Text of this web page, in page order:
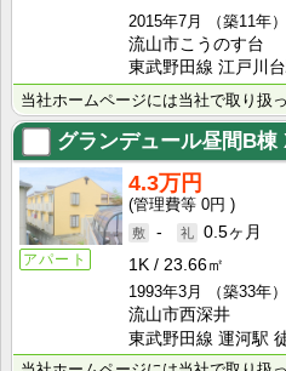
2015年7月
（築11年）
流山市こうのす台
東武野田線 江戸川
グランデュール昼間B棟
アパート
4.3万円
0円
-
0.5ヶ月
1K
23.66㎡
1993年3月
（築33年）
流山市西深井
東武野田線 運河駅